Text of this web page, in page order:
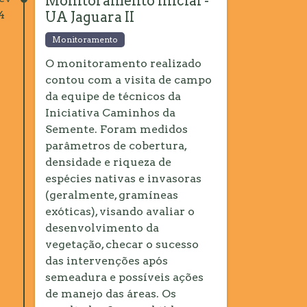
UA Jaguara II
Monitoramento
O monitoramento realizado
contou com a visita de campo
da equipe de técnicos da
Iniciativa Caminhos da
Semente. Foram medidos
parâmetros de cobertura,
densidade e riqueza de
espécies nativas e invasoras
(geralmente, gramíneas
exóticas), visando avaliar o
desenvolvimento da
vegetação, checar o sucesso
das intervenções após
semeadura e possíveis ações
de manejo das áreas. Os